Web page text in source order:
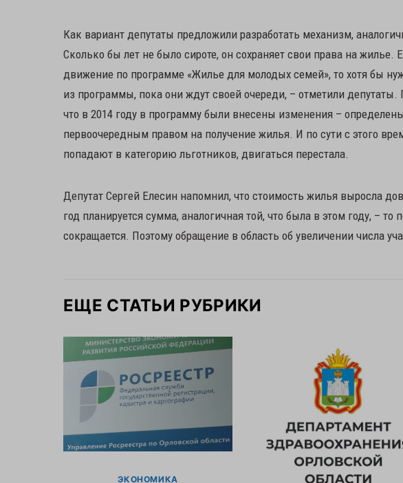
Как вариант депутаты предложили разработать механизм,
Сколько бы лет не было сироте, он сохраняет свои права на жилье.
движение по программе «Жилье для молодых семей», то хотя бы
из программы, пока они ждут своей очереди, – отметили
что в 2014 году в программу были внесены изменения –
первоочередным правом на получение жилья. И по сути с этого
попадают в категорию льготников, двигаться перестала.
Депутат Сергей Елесин напомнил, что стоимость жилья выросла
год планируется сумма, аналогичная той, что была в этом году, – то
сокращается. Поэтому обращение в область об увеличении числа
ЕЩЕ СТАТЬИ РУБРИКИ
ЭКОНОМИКА